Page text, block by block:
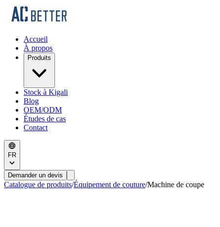
Accueil
À propos
Produits
Stock à Kigali
Blog
OEM/ODM
Études de cas
Contact
FR
Demander un devis
Catalogue de produits/Équipement de couture/Machine de coupe